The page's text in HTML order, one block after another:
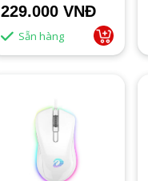
229.000 VNĐ
Sẵn hàng